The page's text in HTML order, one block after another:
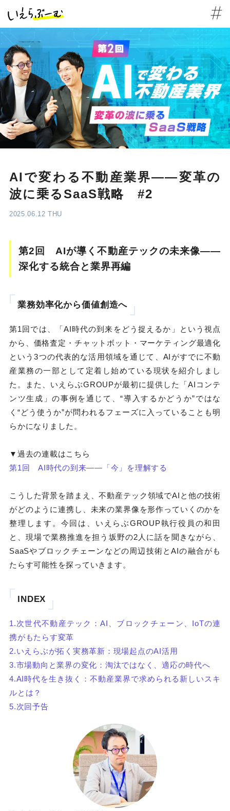
AIで変わる不動産業界――変革の
波に乗るSaaS戦略 #2
2025.06.12 THU
第2回 AIが導く不動産テックの未来像――
深化する統合と業界再編
業務効率化から価値創造へ
第1回では、「AI時代の到来をどう捉えるか」という視点
から、価格査定・チャットボット・マーケティング最適化
という3つの代表的な活用領域を通じて、AIがすでに不動
産業務の一部として定着し始めている現状を紹介しまし
た。また、いえらぶGROUPが最初に提供した「AIコンテ
ンツ生成」の事例を通じて、“導入するかどうか”ではな
く“どう使うか”が問われるフェーズに入っていることも明
らかになりました。
▼過去の連載はこちら
第1回 AI時代の到来――「今」を理解する
こうした背景を踏まえ、不動産テック領域でAIと他の技術
がどのように連携し、未来の業界像を形作っていくのかを
整理します。今回は、いえらぶGROUP執行役員の和田
と、現場で業務推進を担う坂野の2人に話を聞きながら、
SaaSやブロックチェーンなどの周辺技術とAIの融合がも
たらす可能性を探っていきます。
INDEX
1.次世代不動産テック：AI、ブロックチェーン、IoTの連
携がもたらす変革
2.いえらぶが拓く実務革新：現場起点のAI活用
3.市場動向と業界の変化：淘汰ではなく、適応の時代へ
4.AI時代を生き抜く：不動産業界で求められる新しいスキ
ルとは？
5.次回予告